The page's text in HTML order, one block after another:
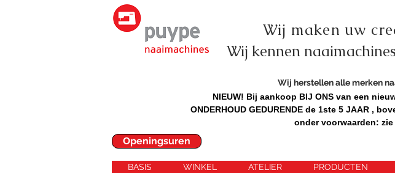
Wij maken uw
Wij kennen naaimachines
Wij herstellen alle merken
NIEUW! Bij aankoop BIJ ONS van een
ONDERHOUD GEDURENDE de 1ste 5 JAAR ,
onder voorwaarden:
Openingsuren
BASIS
WINKEL ATELIER PRODUCTEN